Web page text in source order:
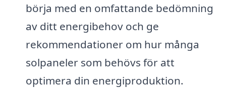
börja med en omfattande bedömning
av ditt energibehov och ge
rekommendationer om hur många
solpaneler som behövs för att
optimera din energiproduktion.